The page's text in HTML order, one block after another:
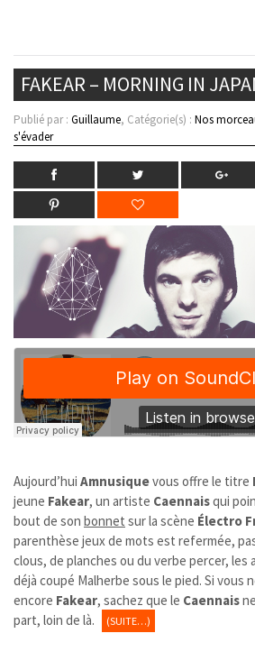
FAKEAR – MORNING IN
Publié par : Guillaume, Catégorie(s) : Nos
s'évader
Aujourd’hui Amnusiquevous offre le titre
jeune Fakear, un artiste Caennaisqui
bout de son bonnet sur la scène Électro
parenthèse jeux de mots est refermée,
clous, de planches ou du verbe percer,
déjà coupé Malherbe sous le pied. Si vous
encore Fakear, sachez que le Caennaisne
part, loin de là.
(SUITE…)